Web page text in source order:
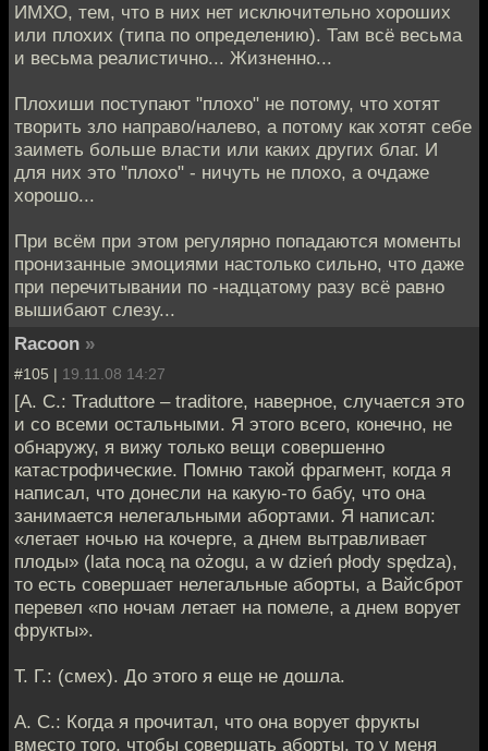
ИМХО, тем, что в них нет исключительно хороших
или плохих (типа по определению). Там всё весьма
и весьма реалистично... Жизненно...
Плохиши поступают "плохо" не потому, что хотят
творить зло направо/налево, а потому как хотят себе
заиметь больше власти или каких других благ. И
для них это "плохо" - ничуть не плохо, а очдаже
хорошо...
При всём при этом регулярно попадаются моменты
пронизанные эмоциями настолько сильно, что даже
при перечитывании по -надцатому разу всё равно
вышибают слезу...
Racoon »
#105 | 19.11.08 14:27
[А. С.: Traduttore – traditore, наверное, случается это
и со всеми остальными. Я этого всего, конечно, не
обнаружу, я вижу только вещи совершенно
катастрофические. Помню такой фрагмент, когда я
написал, что донесли на какую-то бабу, что она
занимается нелегальными абортами. Я написал:
«летает ночью на кочерге, а днем вытравливает
плоды» (lata nocą na ożogu, a w dzień płody spędza),
то есть совершает нелегальные аборты, а Вайсброт
перевел «по ночам летает на помеле, а днем ворует
фрукты».
Т. Г.: (смех). До этого я еще не дошла.
А. С.: Когда я прочитал, что она ворует фрукты
вместо того, чтобы совершать аборты, то у меня